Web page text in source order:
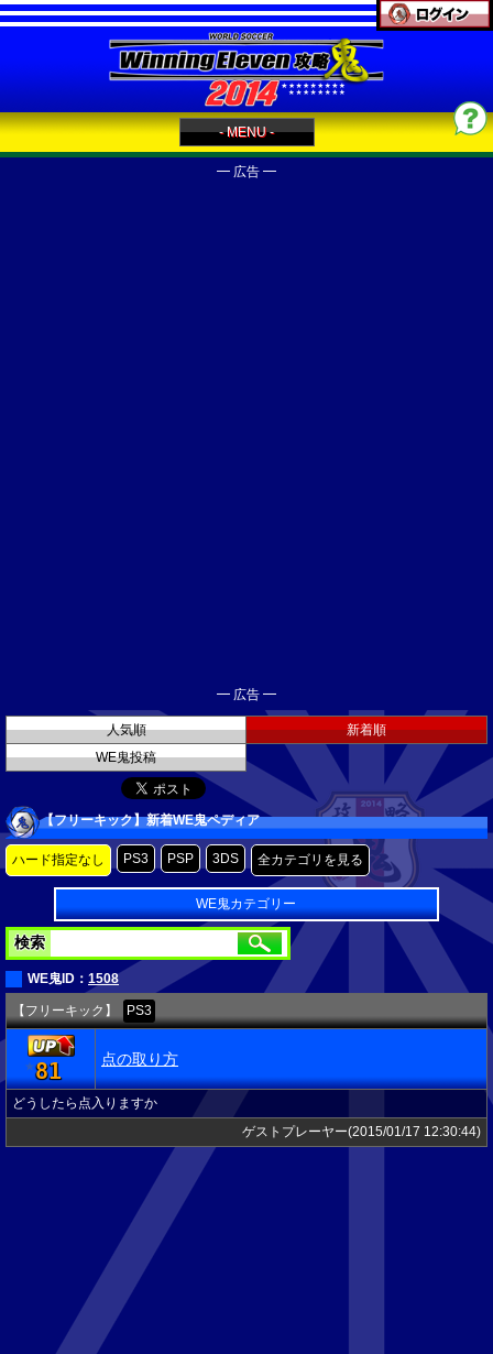
- MENU -
━ 広告 ━
━ 広告 ━
人気順
新着順
WE鬼投稿
【フリーキック】新着WE鬼ペディア
ハード指定なし PS3 PSP 3DS 全カテゴリを見る
WE鬼カテゴリー
検索
WE鬼ID： 1508
【フリーキック】 PS3
★81 点の取り方
どうしたら点入りますか
ゲストプレーヤー(2015/01/17 12:30:44)